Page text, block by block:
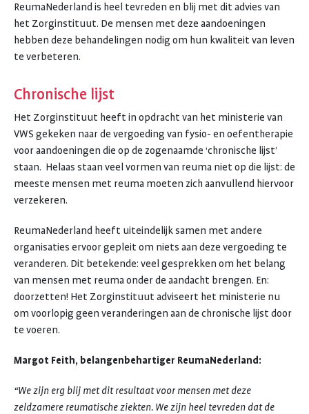
ReumaNederland is heel tevreden en blij met dit advies van
het Zorginstituut. De mensen met deze aandoeningen
hebben deze behandelingen nodig om hun kwaliteit van leven
te verbeteren.
Chronische lijst
Het Zorginstituut heeft in opdracht van het ministerie van
VWS gekeken naar de vergoeding van fysio- en oefentherapie
voor aandoeningen die op de zogenaamde ‘chronische lijst’
staan. Helaas staan veel vormen van reuma niet op die lijst: de
meeste mensen met reuma moeten zich aanvullend hiervoor
verzekeren.
ReumaNederland heeft uiteindelijk samen met andere
organisaties ervoor gepleit om niets aan deze vergoeding te
veranderen. Dit betekende: veel gesprekken om het belang
van mensen met reuma onder de aandacht brengen. En:
doorzetten! Het Zorginstituut adviseert het ministerie nu
om voorlopig geen veranderingen aan de chronische lijst door
te voeren.
Margot Feith, belangenbehartiger ReumaNederland:
“We zijn erg blij met dit resultaat voor mensen met deze
zeldzamere reumatische ziekten. We zijn heel tevreden dat de